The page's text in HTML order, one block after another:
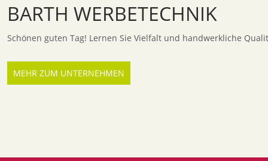
BARTH WERBETECHNIK
Schönen guten Tag! Lernen Sie Vielfalt und handwerkliche
MEHR ZUM UNTERNEHMEN